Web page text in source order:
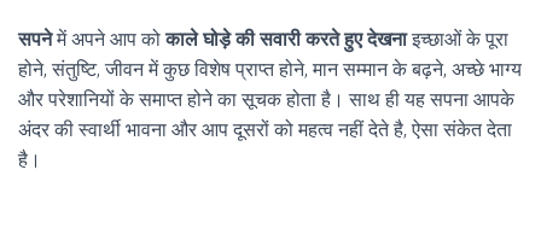
सपनेमें अपने आप कोकाले घोड़े की सवारी करते हुए देखनाइच्छाओं के पूरा
होने, संतुष्टि, जीवन में कुछ विशेष प्राप्त होने, मान सम्मान के बढ़ने, अच्छे भाग्य
और परेशानियों के समाप्त होने का सूचक होता है। साथ ही यह सपना आपके
अंदर की स्वार्थी भावना और आप दूसरों को महत्व नहीं देते है, ऐसा संकेत देता
है।